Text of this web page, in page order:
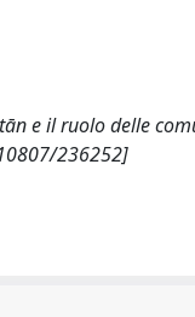
e il ruolo delle
236252]